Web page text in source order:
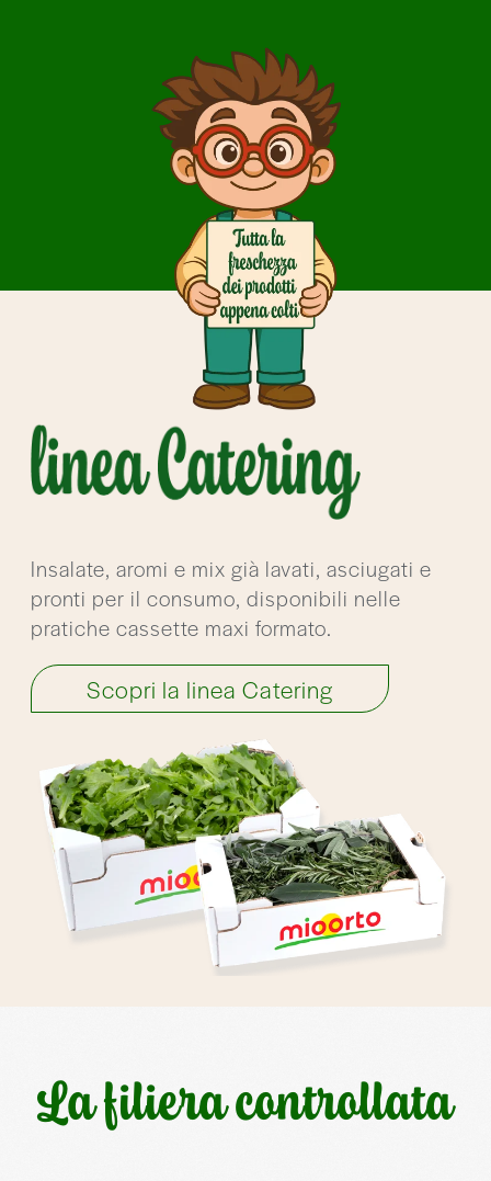
Insalate, aromi e mix già lavati, asciugati e
pronti per il consumo, disponibili nelle
pratiche cassette maxi formato.
Scopri la linea Catering
La filiera controllata